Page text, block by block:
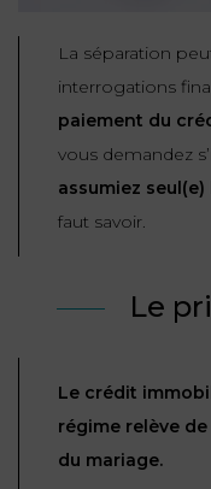
DROIT
ADMINISTRATIF
SUCCESSION
PENSION
ALIMENTAIRE
IMMOBILIER
DROIT
DU
TRAVAIL
ADMINISTRATIF
DONNÉES
PERSONNELLES
DROIT
DU
PROPRIÉTÉ
DISTRIBUTION
09
72
34
24
72
La séparation
interrogations
paiement du
vous demandez
assumiez
faut savoir.
Le
Le crédit
régime relève
du mariage.